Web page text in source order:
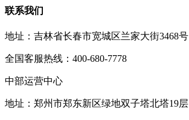
联系我们
地址：吉林省长春市宽城区兰家大街3468号
全国客服热线：400-680-7778
中部运营中心
地址：郑州市郑东新区绿地双子塔北塔19层